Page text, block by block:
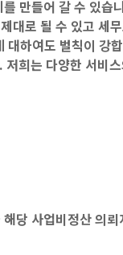
만들어 갈 수 있
대로 될 수 있고
하여도 벌칙이
희는 다양한 서비
당 사업비정산 의